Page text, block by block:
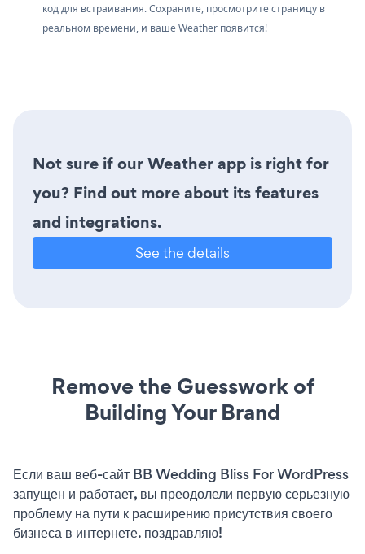
код для встраивания. Сохраните, просмотрите страницу в
реальном времени, и ваше Weather появится!
Not sure if our Weather app is right for
you? Find out more about its features
and integrations.
See the details
Remove the Guesswork of
Building Your Brand
Если ваш веб-сайт BB Wedding Bliss For WordPress
запущен и работает, вы преодолели первую серьезную
проблему на пути к расширению присутствия своего
бизнеса в интернете. поздравляю!